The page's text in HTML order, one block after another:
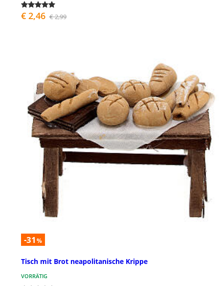
€ 2,46 € 2,99
-31 %
Tisch mit Brot neapolitanische Krippe
VORRÄTIG